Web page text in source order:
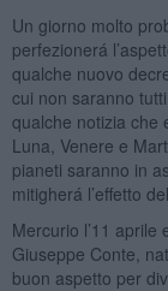
Un giorno molto
perfezionerá
qualche nuovo
cui non saranno
qualche notizia che
Luna, Venere e
pianeti saranno in
mitigherá l’effetto
Mercurio l’11 aprile
Giuseppe Conte,
buon aspetto per